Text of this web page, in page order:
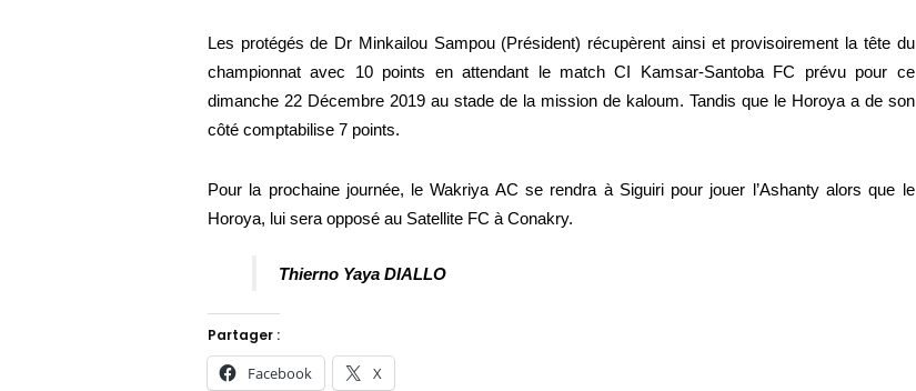
Les protégés de Dr Minkailou Sampou (Président) récupèrent ainsi et provisoirement la tête du
championnat avec 10 points en attendant le match CI Kamsar-Santoba FC prévu pour ce
dimanche 22 Décembre 2019 au stade de la mission de kaloum. Tandis que le Horoya a de son
côté comptabilise 7 points.
Pour la prochaine journée, le Wakriya AC se rendra à Siguiri pour jouer l’Ashanty alors que le
Horoya, lui sera opposé au Satellite FC à Conakry.
Thierno Yaya DIALLO
Partager :
Facebook X